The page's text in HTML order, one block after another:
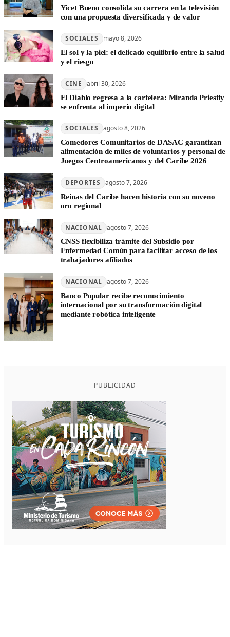
Yicet Bueno consolida su carrera en la televisión
con una propuesta diversificada y de valor
SOCIALES mayo 8, 2026
El sol y la piel: el delicado equilibrio entre la salud
y el riesgo
CINE abril 30, 2026
El Diablo regresa a la cartelera: Miranda Priestly
se enfrenta al imperio digital
SOCIALES agosto 8, 2026
Comedores Comunitarios de DASAC garantizan
alimentación de miles de voluntarios y personal de
Juegos Centroamericanos y del Caribe 2026
DEPORTES agosto 7, 2026
Reinas del Caribe hacen historia con su noveno
oro regional
NACIONAL agosto 7, 2026
CNSS flexibiliza trámite del Subsidio por
Enfermedad Común para facilitar acceso de los
trabajadores afiliados
NACIONAL agosto 7, 2026
Banco Popular recibe reconocimiento
internacional por su transformación digital
mediante robótica inteligente
PUBLICIDAD